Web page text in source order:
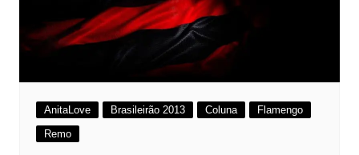
AnitaLove Brasileirão 2013 Coluna
Flamengo
Remo